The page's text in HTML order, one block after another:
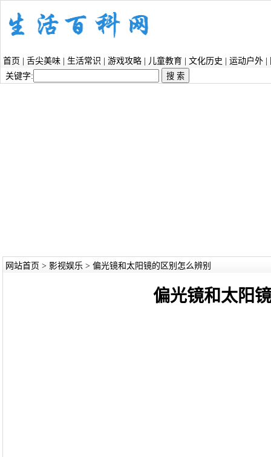
首页 舌尖美味 生活常识 游戏攻略 儿童教育 文化历史 运动户外
关键字:
网站首页 > 影视娱乐 > 偏光镜和太阳镜的区别怎么辨别
偏光镜和太阳